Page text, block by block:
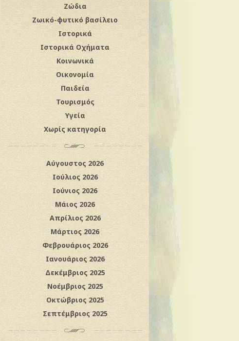
Ζώδια
Ζωικό-φυτικό βασίλειο
Ιστορικά
Ιστορικά Οχήματα
Κοινωνικά
Οικονομία
Παιδεία
Τουρισμός
Υγεία
Χωρίς κατηγορία
Αύγουστος 2026
Ιούλιος 2026
Ιούνιος 2026
Μάιος 2026
Απρίλιος 2026
Μάρτιος 2026
Φεβρουάριος 2026
Ιανουάριος 2026
Δεκέμβριος 2025
Νοέμβριος 2025
Οκτώβριος 2025
Σεπτέμβριος 2025